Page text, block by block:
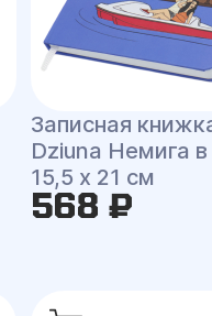
Записная
Dziuna Немига в
15,5 x 21 см
568 ₽